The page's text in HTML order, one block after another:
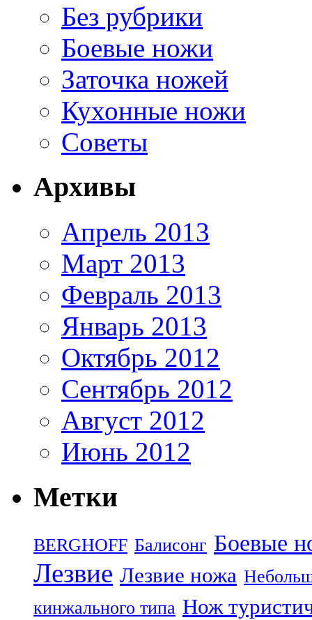
Без рубрики
Боевые ножи
Заточка ножей
Кухонные ножи
Советы
Архивы
Апрель 2013
Март 2013
Февраль 2013
Январь 2013
Октябрь 2012
Сентябрь 2012
Август 2012
Июнь 2012
Метки
BERGHOFF Балисонг Боевые
Лезвие Лезвие ножа
кинжального типа Нож